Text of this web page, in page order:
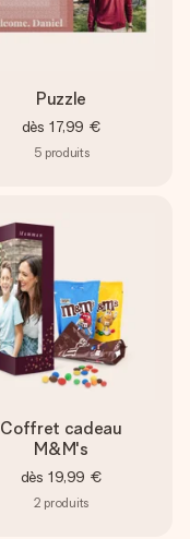
Puzzle
dès 17,99 €
5 produits
Coffret cadeau
M&M's
dès 19,99 €
2 produits